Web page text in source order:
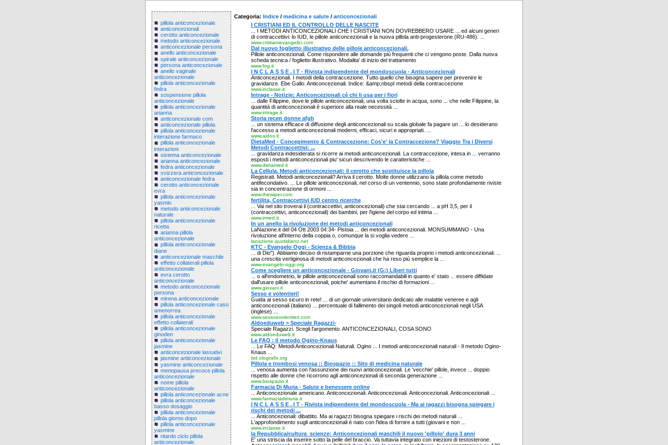
pillola anticoncezionale
anticoncezionali
cerotto anticoncezionale
metodo anticoncezionale
anticoncezionale persona
anello anticoncezionale
spirale anticoncezionale
persona anticoncezionale
anello vaginale
anticoncezionale
pillola anticoncezionale
fedra
sospensione pillola
anticoncezionale
pillola anticoncezionale
arianna
anticoncezionale com
anticoncezionale pillola
pillola anticoncezionale
interazione farmaco
pillola anticoncezionale
interazioni
sistema anticoncezionale
arianna anticoncezionale
fedra anticoncezionale
svizzera anticoncezionale
anticoncezionale fedra
cerotto anticoncezionale
evra
pillola anticoncezionale
yasmin
metodo anticoncezionale
naturale
pillola anticoncezionale
ricetta
arianna pillola
anticoncezionale
pillola anticoncezionale
diane
anticoncezionale maschile
effetto collaterali pillola
anticoncezionale
evra cerotto
anticoncezionale
metodo anticoncezionale
persona
mirena anticoncezionale
pillola anticoncezionale caso
amenorrea
pillola anticoncezionale
effetto collaterali
pillola anticoncezionale
ginoden
pillola anticoncezionale
jasmine
anticoncezionale lassativi
jasmine anticoncezionale
yasmine anticoncezionale
menopausa precoce pillola
anticoncezionale
nome pillola
anticoncezionale
pillola anticoncezionale acne
pillola anticoncezionale
basso dosaggio
pillola anticoncezionale
pillola giorno dopo
pillola anticoncezionale
yasmine
ritardo ciclo pillola
anticoncezionale
Categoria: Indice / medicina e salute / anticoncezionali
I CRISTIANI ED IL CONTROLLO DELLE NASCITE
... I METODI ANTICONCEZIONALI CHE I CRISTIANI NON DOVREBBERO USARE ... ed alcuni generi
di contraccettivi: lo IUD, le pillole anticoncezionali e la nuova pillola anti-progesterone (RU-486). ...
www.cristianievangelici.com
Dal nuovo foglietto illustrativo delle pillole anticoncezionali.
Pillole anticoncezionali. Come rispondere alle domande più frequenti che ci vengono poste. Dalla nuova
scheda tecnica / foglietto illustrativo. Modalita' di inizio del trattamento
www.fog.it
I N C L A S S E . I T - Rivista indipendente del mondoscuola - Anticoncezionali
Anticoncezionali. I metodi della contraccezione. Tutto quello che bisogna sapere per prevenire le
gravidanze. Ebe Gallo. Anticoncezionali. Indice: &amp;nbspI metodi della contraccezione
www.inclasse.it
Intrage - Notizie: Anticoncezionali cè chi li usa per i fiori
... dalle Filippine, dove le pillole anticoncezionali, una volta sciolte in acqua, sono ... che nelle Filippine, la
quantità di anticoncezionali è superiore alla reale necessità ...
www.intrage.it
Storia recen donne afgh
... un sistema efficace di diffusione degli anticoncezionali su scala globale fa pagare un ... lo desiderano
l'accesso a metodi anticoncezionali moderni, efficaci, sicuri e appropriati. ...
www.aidos.it
DietaMed - Concepimento & Contraccezione: Cos'e' la Contraccezione? Viaggio Tra i Diversi
Metodi Contraccettivi: ...
... gravidanza indesiderata si ricorre ai metodi anticoncezionali. La contraccezione, intesa in ... verranno
esposti i metodi anticoncezionali piu' sicuri descrivendo le caratteristiche ...
www.dietamed.it
La Cellula. Metodi anticoncezionali: il cerotto che sostituisce la pillola
Registrati. Metodi anticoncezionali? Arriva il cerotto. Molte donne utilizzano la pillola come metodo
antifecondativo. ... Le pillole anticoncezionali, nel corso di un ventennio, sono state profondamente riviste
sia in concentrazione di ormoni ...
www.thewiper.com
fertilita, Contraccettivi IUD centro ricerche
... Vai nel sito troverai il (contraccettivi, anticoncezionali) che stai cercando ... a pH 3,5, per il
(contraccettivi, anticoncezionali) dei bambini, per l'igiene del corpo ed intima ...
www.irmed.it
In un anello la rivoluzione dei metodi anticoncezionali
LaNazione.it del 04 Ott 2003 04:34- Pistoia ... dei metodi anticoncezionali. MONSUMMANO - Una
rivoluzione all'interno della coppia o, comunque la si voglia vedere ...
lanazione.quotidiano.net
KTC - Evangelo Oggi - Scienza & Bibbia
... di Dio"). Abbiamo deciso di ristamparne una porzione che riguarda proprio i metodi anticoncezionali. ...
una crescita vertiginosa di metodi anticoncezionali che ha reso più semplice la ...
www.evangelo-oggi.org
Come scegliere un anticoncezionale - Giovani.it (G:) Liberi tutti
... o all'endometrio, le pillole anticoncezionali sono raccomandabili in quanto e' stato ... essere diffidate
dall'usare pillole anticoncezionali, poiche' aumentano il rischio di formazioni ...
www.giovani.it
Sesso e volentieri!
Guida al sesso sicuro in rete! ... di un giornale universitario dedicato alle malattie veneree e agli
anticoncezionali (italiano) ... percentuale di fallimento dei singoli metodi anticoncezionali negli USA
(inglese) ...
www.sessoevolentieri.com
Aldoeduweb > Speciale Ragazzi-
Speciale Ragazzi. Scegli l'argomento. ANTICONCEZIONALI, COSA SONO
www.aldoeduweb.it
Le FAQ : il metodo Ogino-Knaus
... Le FAQ: Metodi Anticoncezionali Naturali. Ogino ... I metodi anticoncezionali naturali - Il metodo Ogino-
Knaus ...
isd.olografix.org
Pillola e trombosi venosa :: Biospazio :: Sito di medicina naturale
... venosa aumenta con l'assunzione dei nuovi anticoncezionali. Le 'vecchie' pillole, invece ... doppio
rispetto alle donne che ricorrono agli anticoncezionali di seconda generazione ...
www.biospazio.it
Farmacia Di Muria - Salute e benessere online
... Anticoncezionale americano. Anticoncezionali. Anticoncezionali. Anticoncezionali. Anticoncezionali ...
www.farmaciadimuria.it
I N C L A S S E . I T - Rivista indipendente del mondoscuola - Ma ai ragazzi bisogna spiegare i
rischi dei metodi ...
... Anticoncezionali: dibattito. Ma ai ragazzi bisogna spiegare i rischi dei metodi naturali ...
L'approfondimento sugli anticoncezionali è nato con l'idea di fornire a tutti (giovani e non ...
www.inclasse.it
la Repubblica/cultura_scienze: Anticoncezionali maschili il nuovo 'pillolo' dura 3 anni
E' una striscia da inserire sotto la pelle del braccio. Va tuttavia integrato con iniezioni di testosterone.